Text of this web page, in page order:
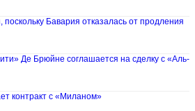
Бавария отказалась от продления
Де Брюйне соглашается на сделку с «Аль-
контракт с «Миланом»